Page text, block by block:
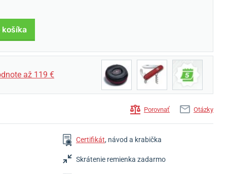
až 119 €
Porovnať Otázky
Certifikát, návod a krabička
Skrátenie remienka zadarmo